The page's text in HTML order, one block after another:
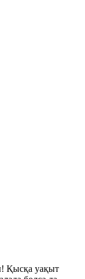
Қысқа уақыт